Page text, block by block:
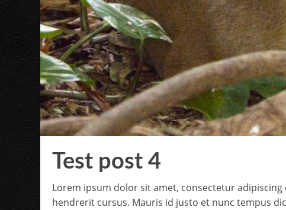
Test post 4
Lorem ipsum dolor sit amet, consectetur
hendrerit cursus. Mauris id justo et nunc tempus